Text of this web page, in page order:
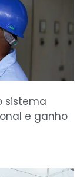
sistema
e ganho